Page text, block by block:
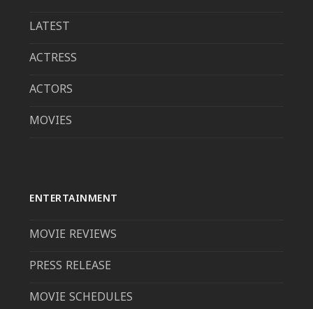
LATEST
ACTRESS
ACTORS
MOVIES
ENTERTAINMENT
MOVIE REVIEWS
PRESS RELEASE
MOVIE SCHEDULES